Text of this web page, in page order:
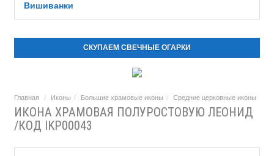
Вишиванки
СКУПАЕМ СВЕЧНЫЕ ОГАРКИ
Главная Иконы Большие храмовые иконы Средние церковные иконы
ИКОНА ХРАМОВАЯ ПОЛУРОСТОВУЮ ЛЕОНИД
/КОД IKP00043